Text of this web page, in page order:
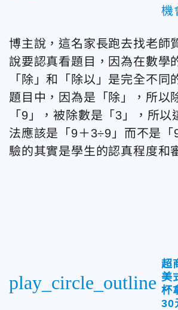
機
博主說，這名家長跑去找老師
說要認真看題目，因為在數學
「除」和「除以」是完全不同
題目中，因為是「除」，所以
「9」，被除數是「3」，所以
法應該是「9＋3÷9」而不是「
驗的其實是學生的認真程度和
play_circle_outline
超
美
杯
30